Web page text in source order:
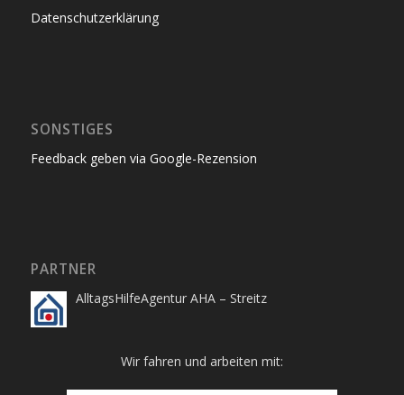
Datenschutzerklärung
SONSTIGES
Feedback geben via Google-Rezension
PARTNER
AlltagsHilfeAgentur AHA – Streitz
Wir fahren und arbeiten mit: